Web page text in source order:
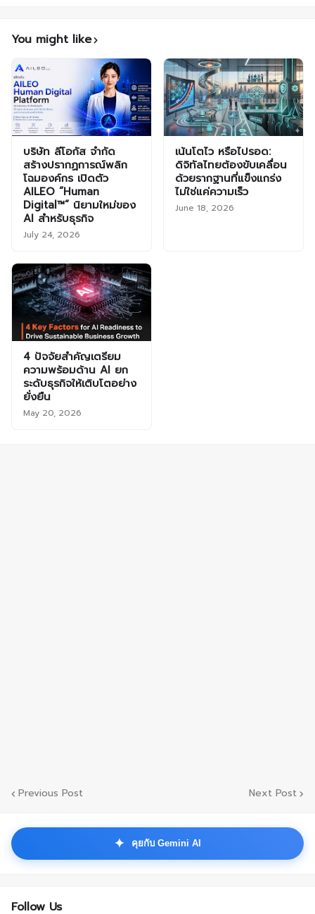
You might like
บริษัท ลีโอกัส จำกัด
สร้างปรากฏการณ์พลิก
โฉมองค์กร เปิดตัว
AILEO “Human
Digital™” นิยามใหม่ของ
AI สำหรับธุรกิจ
July 24, 2026
เน้นโตไว หรือไปรอด:
ดิจิทัลไทยต้องขับเคลื่อน
ด้วยรากฐานที่แข็งแกร่ง
ไม่ใช่แค่ความเร็ว
June 18, 2026
4 ปัจจัยสำคัญเตรียม
ความพร้อมด้าน AI ยก
ระดับธุรกิจให้เติบโตอย่าง
ยั่งยืน
May 20, 2026
Previous Post Next Post
✦ คุยกับ Gemini AI
Follow Us